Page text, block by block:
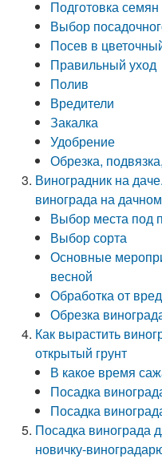
Подготовка семян
Выбор
Посев в
Правильный уход
Полив
Вредители
Закалка
Удобрение
Обрезка,
Виноградник на
винограда на
Выбор места под
Выбор сорта
Основные
весной
Обработка от
Обрезка
Как вырастить
открытый грунт
В какое время
Посадка
Посадка
Посадка винограда
новичку-